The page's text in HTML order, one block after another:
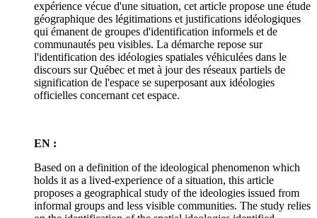
expérience vécue d'une situation, cet article propose une étude
géographique des légitimations et justifications idéologiques
qui émanent de groupes d'identification informels et de
communautés peu visibles. La démarche repose sur
l'identification des idéologies spatiales véhiculées dans le
discours sur Québec et met à jour des réseaux partiels de
signification de l'espace se superposant aux idéologies
officielles concernant cet espace.
EN :
Based on a definition of the ideological phenomenon which
holds it as a lived-experience of a situation, this article
proposes a geographical study of the ideologies issued from
informal groups and less visible communities. The study relies